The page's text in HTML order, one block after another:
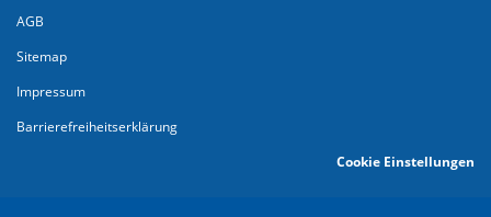
AGB
Sitemap
Impressum
Barrierefreiheitserklärung
Cookie Einstellungen